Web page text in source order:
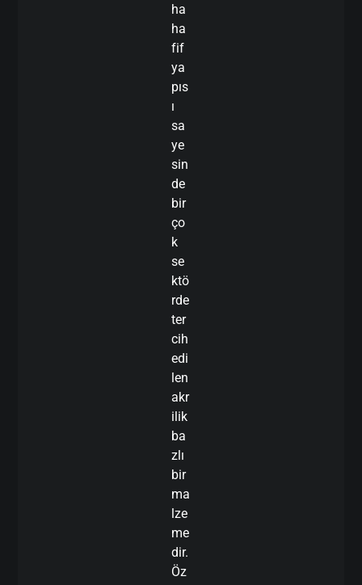
ha
ha
fif
ya
pıs
ı
sa
ye
sin
de
bir
ço
k
se
ktö
rde
ter
cih
edi
len
akr
ilik
ba
zlı
bir
ma
lze
me
dir.
Öz